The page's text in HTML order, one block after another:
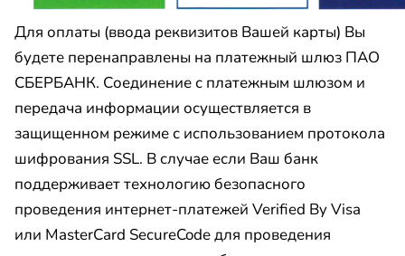
Для оплаты (ввода реквизитов Вашей карты) Вы
будете перенаправлены на платежный шлюз ПАО
СБЕРБАНК. Соединение с платежным шлюзом и
передача информации осуществляется в
защищенном режиме с использованием протокола
шифрования SSL. В случае если Ваш банк
поддерживает технологию безопасного
проведения интернет-платежей Verified By Visa
или MasterCard SecureCode для проведения